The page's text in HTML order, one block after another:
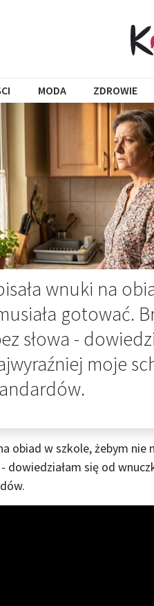
MODA ZDROWIE
wnuki na
gotować.
słowa -
moje
obiad w szkole, żebym nie
dowiedziałam się od